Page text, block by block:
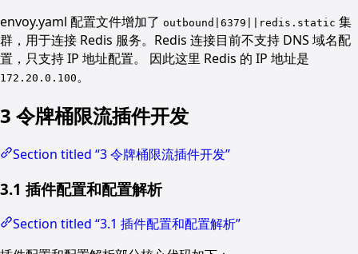
envoy.yaml 配置文件增加了 outbound|6379||redis.static 集
群，用于连接 Redis 服务。Redis 连接目前不支持 DNS 域名配
置，只支持 IP 地址配置。 因此这里 Redis 的 IP 地址是
172.20.0.100。
3 令牌桶限流插件开发
Section titled “3 令牌桶限流插件开发”
3.1 插件配置和配置解析
Section titled “3.1 插件配置和配置解析”